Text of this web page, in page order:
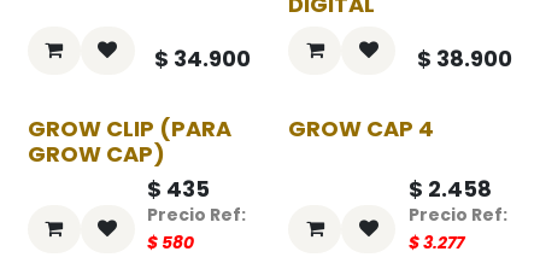
$ 34.900
$ 38.900
-25%
GROW CLIP (PARA
GROW CAP)
$ 435
$ 580
GROW CAP 4
$ 2.458
$3.277